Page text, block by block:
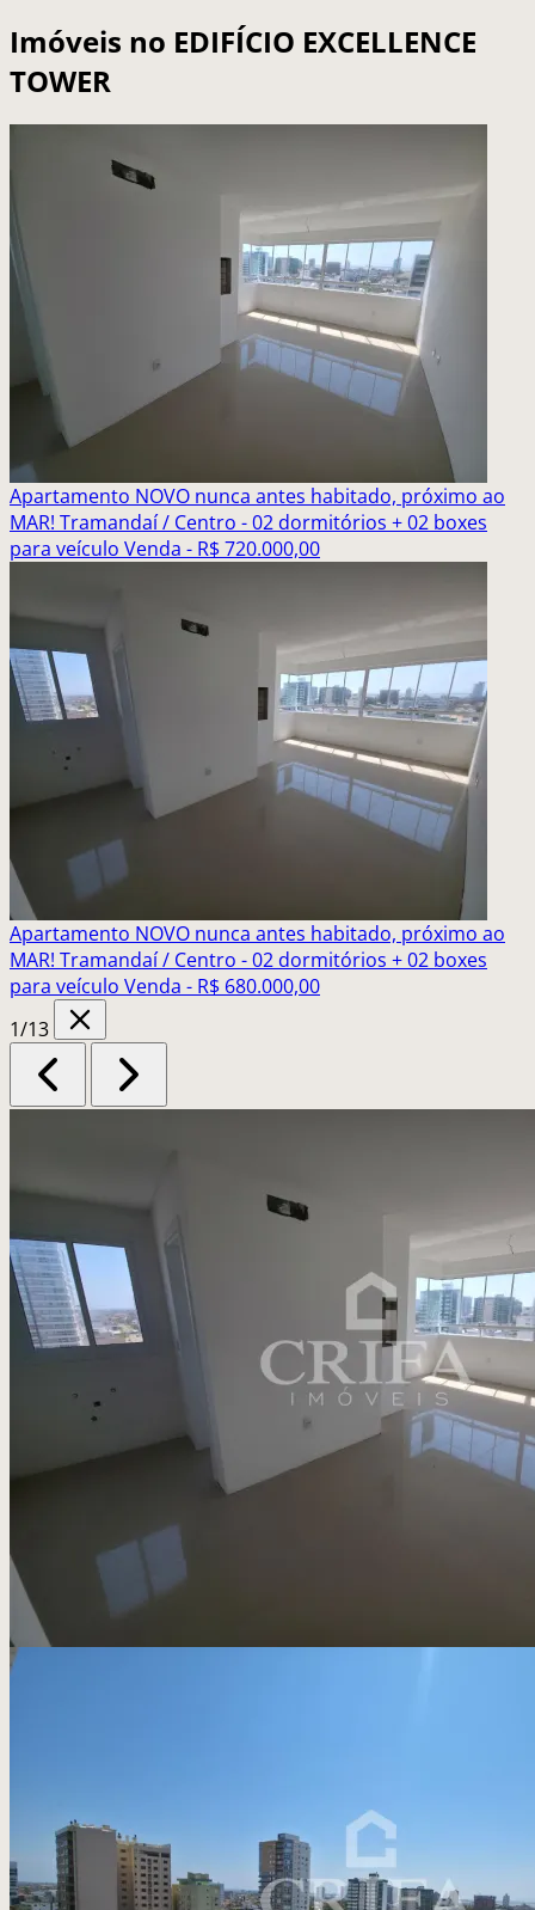
Imóveis no EDIFÍCIO EXCELLENCE
TOWER
Apartamento NOVO nunca antes habitado, próximo ao
MAR! Tramandaí / Centro - 02 dormitórios + 02 boxes
para veículo Venda - R$ 720.000,00
Apartamento NOVO nunca antes habitado, próximo ao
MAR! Tramandaí / Centro - 02 dormitórios + 02 boxes
para veículo Venda - R$ 680.000,00
1/13